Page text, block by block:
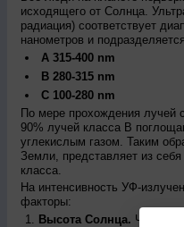
исходящего от Солнца.
радиация) соответствует
нанометров и
A 315-400 nm
B 280-315 nm
C 100-280 nm
По мере прохождения лучей
90% лучей класса B
углекислым газом. Таким
Земли, представляет из
класса.
На интенсивность УФ-
факторы:
Высота Солнца. Чем